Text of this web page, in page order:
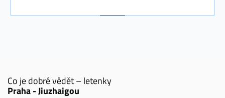
Co je dobré vědět – letenky
Praha - Jiuzhaigou